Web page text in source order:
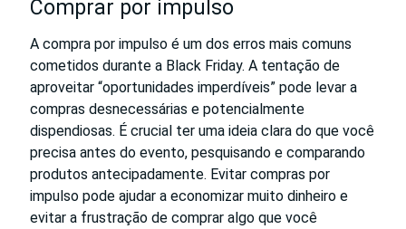
Comprar por impulso
A compra por impulso é um dos erros mais comuns
cometidos durante a Black Friday. A tentação de
aproveitar “oportunidades imperdíveis” pode levar a
compras desnecessárias e potencialmente
dispendiosas. É crucial ter uma ideia clara do que você
precisa antes do evento, pesquisando e comparando
produtos antecipadamente. Evitar compras por
impulso pode ajudar a economizar muito dinheiro e
evitar a frustração de comprar algo que você